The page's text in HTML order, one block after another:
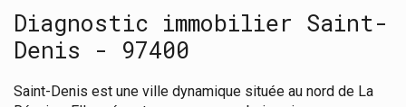
Diagnostic immobilier Saint-
Denis - 97400
Saint-Denis est une ville dynamique située au nord de La